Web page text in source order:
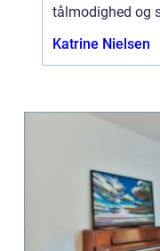
tålmodighed og
Katrine Nielsen